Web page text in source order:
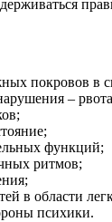
покровов в
–
функций;
ритмов;
в области
психики.